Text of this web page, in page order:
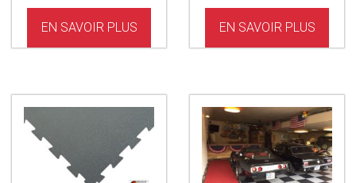
EN SAVOIR PLUS EN SAVOIR PLUS